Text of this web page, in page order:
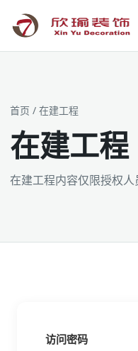
工装为主 · 家装为辅 · 设计
首页 / 在建工程
在建工程
在建工程内容仅限授权人
访问密码